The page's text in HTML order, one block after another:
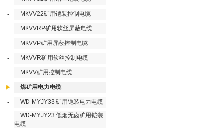
- MKVV22矿用铠装控制电缆
- MKVVRP矿用软丝屏蔽电缆
- MKVVP矿用屏蔽控制电缆
- MKVVR矿用软丝控制电缆
- MKVV矿用控制电缆
煤矿用电力电缆
- WD-MYJY33 矿用铠装电力电缆
-
WD-MYJY23 低烟无卤矿用铠装
电缆